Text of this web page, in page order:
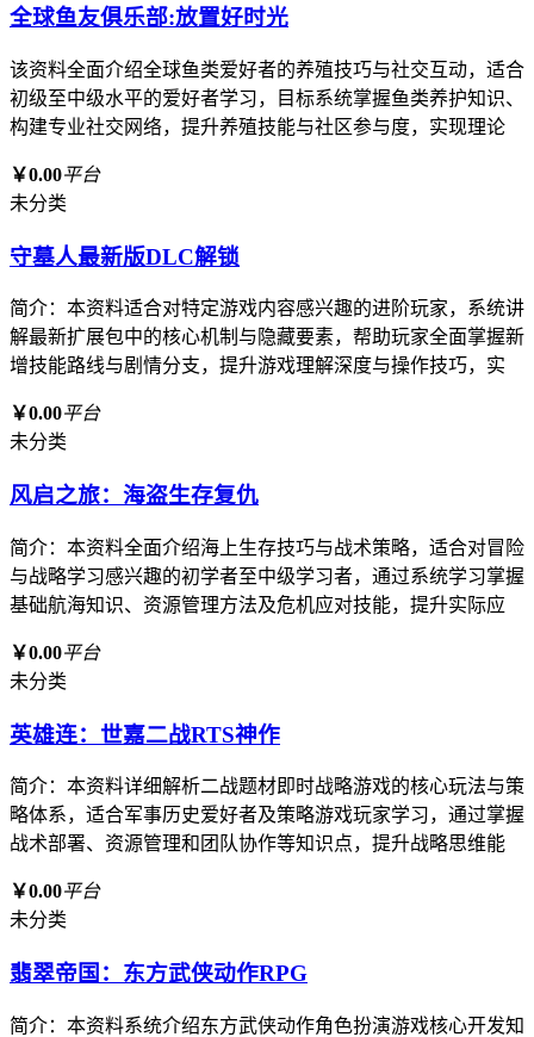
全球鱼友俱乐部:放置好时光
该资料全面介绍全球鱼类爱好者的养殖技巧与社交互动，适合
初级至中级水平的爱好者学习，目标系统掌握鱼类养护知识、
构建专业社交网络，提升养殖技能与社区参与度，实现理论
￥0.00平台
未分类
守墓人最新版DLC解锁
简介：本资料适合对特定游戏内容感兴趣的进阶玩家，系统讲
解最新扩展包中的核心机制与隐藏要素，帮助玩家全面掌握新
增技能路线与剧情分支，提升游戏理解深度与操作技巧，实
￥0.00平台
未分类
风启之旅：海盗生存复仇
简介：本资料全面介绍海上生存技巧与战术策略，适合对冒险
与战略学习感兴趣的初学者至中级学习者，通过系统学习掌握
基础航海知识、资源管理方法及危机应对技能，提升实际应
￥0.00平台
未分类
英雄连：世嘉二战RTS神作
简介：本资料详细解析二战题材即时战略游戏的核心玩法与策
略体系，适合军事历史爱好者及策略游戏玩家学习，通过掌握
战术部署、资源管理和团队协作等知识点，提升战略思维能
￥0.00平台
未分类
翡翠帝国：东方武侠动作RPG
简介：本资料系统介绍东方武侠动作角色扮演游戏核心开发知